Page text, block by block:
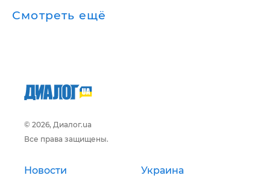
Смотреть ещё
© 2026, Диалог.ua
Все права защищены.
Новости Украина